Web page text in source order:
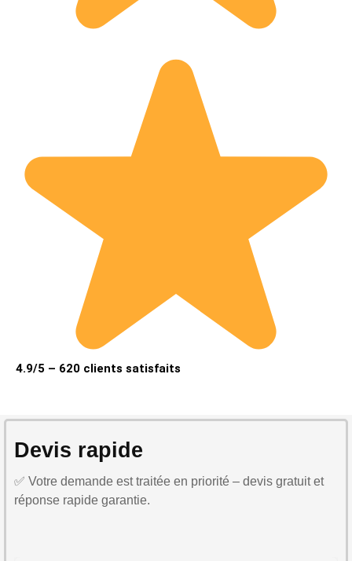
4.9/5 – 620 clients satisfaits
Devis rapide
✅ Votre demande est traitée en priorité – devis gratuit et
réponse rapide garantie.